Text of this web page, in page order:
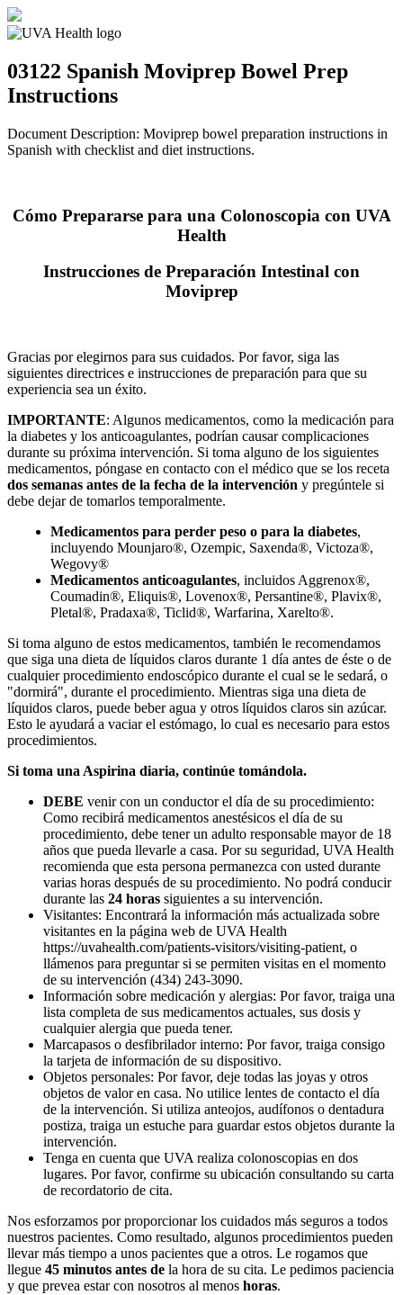
03122 Spanish Moviprep Bowel Prep
Instructions
Document Description: Moviprep bowel preparation instructions in
Spanish with checklist and diet instructions.
Cómo Prepararse para una Colonoscopia con UVA
Health
Instrucciones de Preparación Intestinal con
Moviprep
Gracias por elegirnos para sus cuidados. Por favor, siga las
siguientes directrices e instrucciones de preparación para que su
experiencia sea un éxito.
IMPORTANTE: Algunos medicamentos, como la medicación para
la diabetes y los anticoagulantes, podrían causar complicaciones
durante su próxima intervención. Si toma alguno de los siguientes
medicamentos, póngase en contacto con el médico que se los receta
dos semanas antes de la fecha de la intervención y pregúntele si
debe dejar de tomarlos temporalmente.
Medicamentos para perder peso o para la diabetes,
incluyendo Mounjaro®, Ozempic, Saxenda®, Victoza®,
Wegovy®
Medicamentos anticoagulantes, incluidos Aggrenox®,
Coumadin®, Eliquis®, Lovenox®, Persantine®, Plavix®,
Pletal®, Pradaxa®, Ticlid®, Warfarina, Xarelto®.
Si toma alguno de estos medicamentos, también le recomendamos
que siga una dieta de líquidos claros durante 1 día antes de éste o de
cualquier procedimiento endoscópico durante el cual se le sedará, o
"dormirá", durante el procedimiento. Mientras siga una dieta de
líquidos claros, puede beber agua y otros líquidos claros sin azúcar.
Esto le ayudará a vaciar el estómago, lo cual es necesario para estos
procedimientos.
Si toma una Aspirina diaria, continúe tomándola.
DEBE venir con un conductor el día de su procedimiento:
Como recibirá medicamentos anestésicos el día de su
procedimiento, debe tener un adulto responsable mayor de 18
años que pueda llevarle a casa. Por su seguridad, UVA Health
recomienda que esta persona permanezca con usted durante
varias horas después de su procedimiento. No podrá conducir
durante las 24 horas siguientes a su intervención.
Visitantes: Encontrará la información más actualizada sobre
visitantes en la página web de UVA Health
https://uvahealth.com/patients-visitors/visiting-patient, o
llámenos para preguntar si se permiten visitas en el momento
de su intervención (434) 243-3090.
Información sobre medicación y alergias: Por favor, traiga una
lista completa de sus medicamentos actuales, sus dosis y
cualquier alergia que pueda tener.
Marcapasos o desfibrilador interno: Por favor, traiga consigo
la tarjeta de información de su dispositivo.
Objetos personales: Por favor, deje todas las joyas y otros
objetos de valor en casa. No utilice lentes de contacto el día
de la intervención. Si utiliza anteojos, audífonos o dentadura
postiza, traiga un estuche para guardar estos objetos durante la
intervención.
Tenga en cuenta que UVA realiza colonoscopias en dos
lugares. Por favor, confirme su ubicación consultando su carta
de recordatorio de cita.
Nos esforzamos por proporcionar los cuidados más seguros a todos
nuestros pacientes. Como resultado, algunos procedimientos pueden
llevar más tiempo a unos pacientes que a otros. Le rogamos que
llegue 45 minutos antes de la hora de su cita. Le pedimos paciencia
y que prevea estar con nosotros al menos horas.